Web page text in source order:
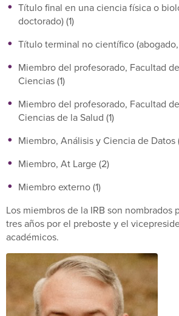
Título final en una ciencia física o
doctorado) (1)
Título terminal no científico (abogado,
Miembro del profesorado, Facultad
Ciencias (1)
Miembro del profesorado, Facultad
Ciencias de la Salud (1)
Miembro, Análisis y Ciencia de Datos
Miembro, At Large (2)
Miembro externo (1)
Los miembros de la IRB son nombrados
tres años por el preboste y el
académicos.